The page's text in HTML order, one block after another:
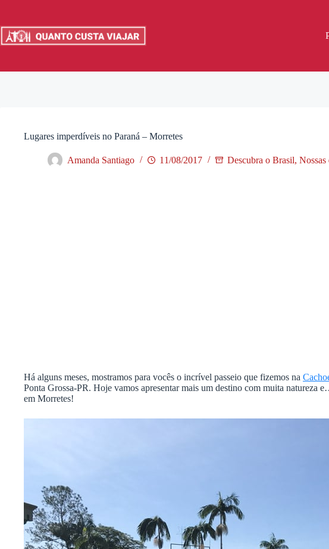
o
conteúdo
Lugares imperdíveis no Paraná – Morretes
Amanda Santiago 11/08/2017 Descubra o Brasil, Nossas
Há alguns meses, mostramos para vocês o incrível passeio que fizemos na
Ponta Grossa-PR. Hoje vamos apresentar mais um destino com muita natureza
em Morretes!